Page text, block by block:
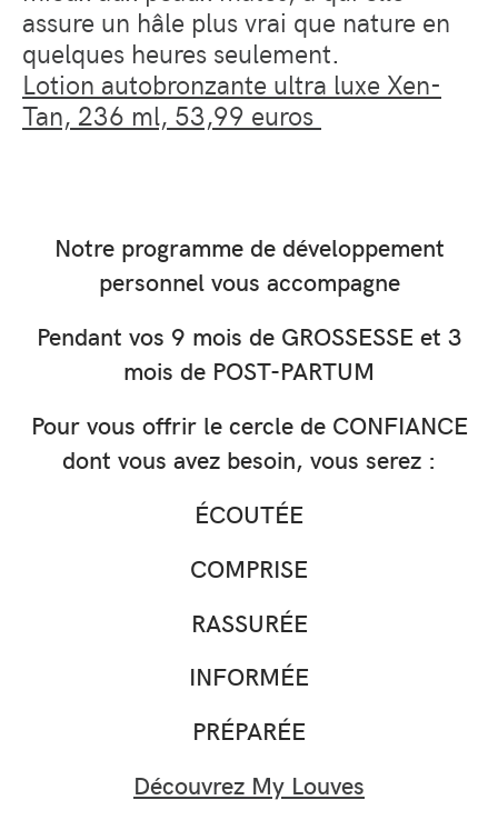
assure un hâle plus vrai que nature en
quelques heures seulement.
Lotion autobronzante ultra luxe Xen-
Tan, 236 ml, 53,99 euros
Notre programme de développement
personnel vous accompagne
Pendant vos 9 mois de GROSSESSE et 3
mois de POST-PARTUM
Pour vous offrir le cercle de CONFIANCE
dont vous avez besoin, vous serez :
ÉCOUTÉE
COMPRISE
RASSURÉE
INFORMÉE
PRÉPARÉE
Découvrez My Louves